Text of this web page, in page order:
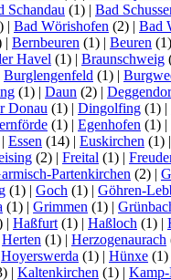
Schandau (1) | Bad
| Bad Wörishofen (2) | Bad
| Bernbeuren (1) | Beuren (1)
Havel (1) | Braunschweig
Burglengenfeld (1) |
(1) | Daun (2) |
Donau (1) | Dingolfing (1) |
(1) | Egenhofen (1) |
| Essen (14) | Euskirchen (1) |
(2) | Freital (1) |
Partenkirchen (2) |
(1) | Goch (1) | Göhren-
(1) | Grimmen (1) |
| Haßfurt (1) | Haßloch (1) |
Herten (1) | Herzogenaurach
Hoyerswerda (1) | Hünxe (1)
| Kaltenkirchen (1) |